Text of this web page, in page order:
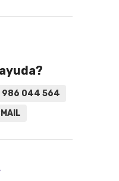
986 044 564